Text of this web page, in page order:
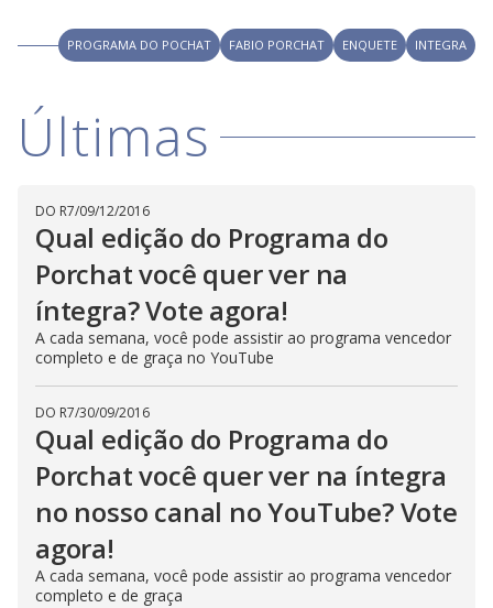
PROGRAMA DO POCHAT FABIO PORCHAT ENQUETE INTEGRA
Últimas
DO R7/09/12/2016
Qual edição do Programa do
Porchat você quer ver na
íntegra? Vote agora!
A cada semana, você pode assistir ao programa vencedor
completo e de graça no YouTube
DO R7/30/09/2016
Qual edição do Programa do
Porchat você quer ver na íntegra
no nosso canal no YouTube? Vote
agora!
A cada semana, você pode assistir ao programa vencedor
completo e de graça